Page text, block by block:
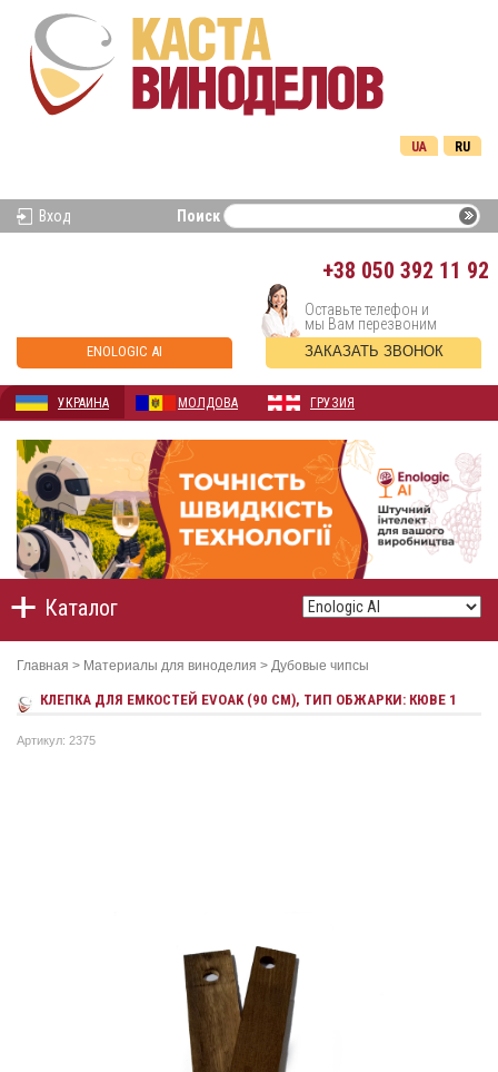
RU
UA
Вход Поиск
+38 050 392 11 92
ENOLOGIC AI
Оставьте телефон и
мы Вам перезвоним
ЗАКАЗАТЬ ЗВОНОК
УКРАИНА МОЛДОВА ГРУЗИЯ
Каталог
Главная > Материалы для виноделия > Дубовые чипсы
КЛЕПКА ДЛЯ ЕМКОСТЕЙ EVOAK (90 СМ), ТИП ОБЖАРКИ: КЮВЕ 1
Артикул: 2375